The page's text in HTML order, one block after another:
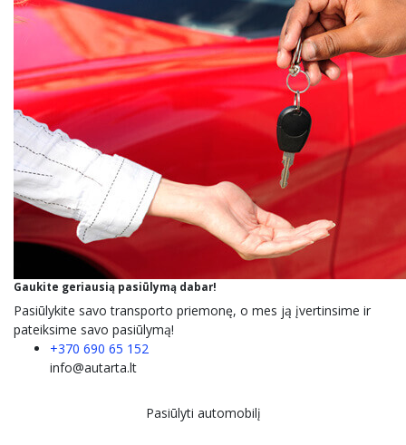
Gaukite geriausią pasiūlymą dabar!
Pasiūlykite savo transporto priemonę, o mes ją įvertinsime ir
pateiksime savo pasiūlymą!
+370 690 65 152
info@autarta.lt
Pasiūlyti automobilį